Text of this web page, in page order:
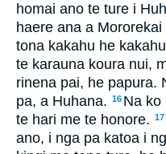
homai ano te ture i
haere ana a
tona kakahu he
te karauna koura nui,
rinena pai, he papura.
pa, a Huhana. 16 Na ko
te hari me te honore. 17
ano, i nga pa katoa i